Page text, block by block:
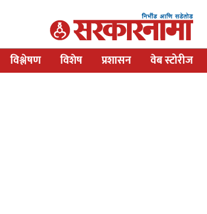
विश्लेषण विशेष प्रशासन वेब स्टोरीज